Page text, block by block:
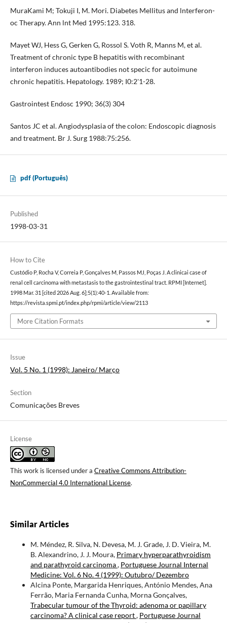
MuraKami M; Tokuji I, M. Mori. Diabetes Mellitus and lnterfe­ron-
oc Therapy. Ann lnt Med 1995:123. 318.
Mayet WJ, Hess G, Gerken G, Rossol S. Voth R, Manns M, et al.
Treatment of chronic type B hepatitis with recombinant
interferon induces autoantibodies not specic for autoimu­ne
chronic hepatitis. Hepatology. 1989; I0:2'1-28.
Gastrointest Endosc 1990; 36(3) 304
Santos JC et al. Angiodysplasia of the colon: Endoscopic diag­nosis
and treatment. Br J. Surg 1988:75:256.
pdf (Português)
Published
1998-03-31
How to Cite
Custódio P, Rocha V, Correia P, Gonçalves M, Passos MJ, Poças J. A clinicai case of
renal cell carcinoma with metastasis to the gastrointestinal tract. RPMI [Internet].
1998 Mar. 31 [cited 2026 Aug. 6];5(1):40-1. Available from:
https://revista.spmi.pt/index.php/rpmi/article/view/2113
More Citation Formats
Issue
Vol. 5 No. 1 (1998): Janeiro/ Março
Section
Comunicações Breves
License
This work is licensed under a Creative Commons Attribution-
NonCommercial 4.0 International License.
Similar Articles
M. Méndez, R. Silva, N. Devesa, M. J. Grade, J. D. Vieira, M.
B. Alexandrino, J. J. Moura, Primary hyperparathyroidism
and parathyroid carcinoma, Portuguese Journal Internal
Medicine: Vol. 6 No. 4 (1999): Outubro/ Dezembro
Alcina Ponte, Margarida Henriques, António Mendes, Ana
Ferrão, Maria Fernanda Cunha, Morna Gonçalves,
Trabecular tumour of the Thyroid: adenoma or papillary
carcinoma? A clinical case report, Portuguese Journal